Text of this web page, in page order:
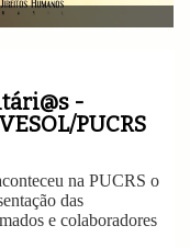
-
PUCRS
na PUCRS o
das
e colaboradores